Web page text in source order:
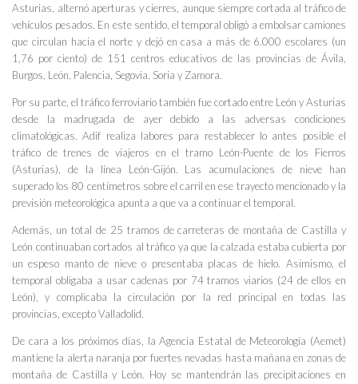
Asturias, alternó aperturas y cierres, aunque siempre cortada al tráfico de
vehículos pesados. En este sentido, el temporal obligó a embolsar camiones
que circulan hacia el norte y dejó en casa a más de 6.000 escolares (un
1,76 por ciento) de 151 centros educativos de las provincias de Ávila,
Burgos, León, Palencia, Segovia, Soria y Zamora.
Por su parte, el tráfico ferroviario también fue cortado entre León y Asturias
desde la madrugada de ayer debido a las adversas condiciones
climatológicas. Adif realiza labores para restablecer lo antes posible el
tráfico de trenes de viajeros en el tramo León-Puente de los Fierros
(Asturias), de la línea León-Gijón. Las acumulaciones de nieve han
superado los 80 centímetros sobre el carril en ese trayecto mencionado y la
previsión meteorológica apunta a que va a continuar el temporal.
Además, un total de 25 tramos de carreteras de montaña de Castilla y
León continuaban cortados al tráfico ya que la calzada estaba cubierta por
un espeso manto de nieve o presentaba placas de hielo. Asimismo, el
temporal obligaba a usar cadenas por 74 tramos viarios (24 de ellos en
León), y complicaba la circulación por la red principal en todas las
provincias, excepto Valladolid.
De cara a los próximos días, la Agencia Estatal de Meteorología (Aemet)
mantiene la alerta naranja por fuertes nevadas hasta mañana en zonas de
montaña de Castilla y León. Hoy se mantendrán las precipitaciones en